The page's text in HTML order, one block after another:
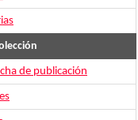
de publicación